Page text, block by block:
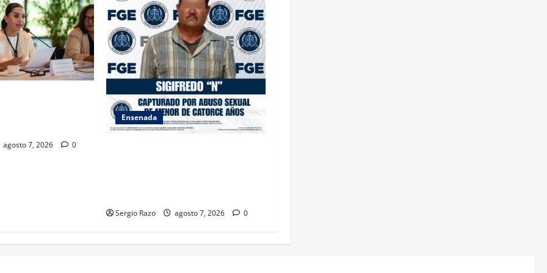
agosto 7, 2026 0
Ensenada
Sergio Razo agosto 7, 2026 0